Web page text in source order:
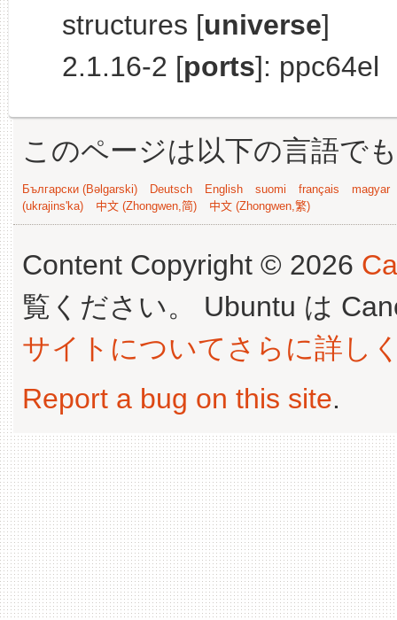
structures [universe]
2.1.16-2 [ports]: ppc64el
このページは以下の言語で
Български (Bəlgarski) Deutsch English suomi français
magyar
(ukrajins'ka)
中文 (Zhongwen,简) 中文 (Zhongwen,繁)
Content Copyright © 2026
覧ください。 Ubuntu は
サイトについてさらに詳し
Report a bug on this site.